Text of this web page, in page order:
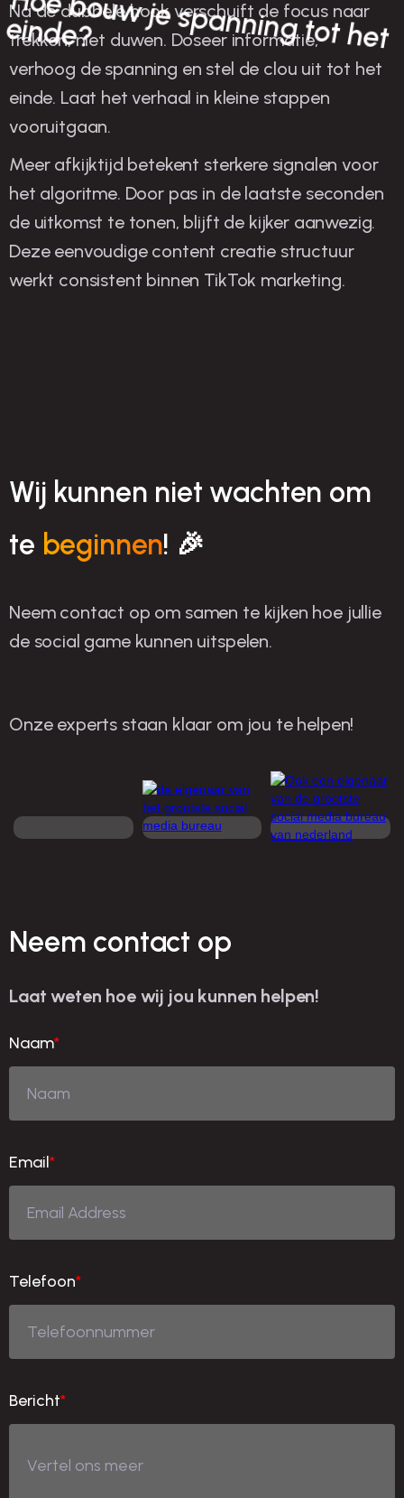
H
oe b
ouw
je sp
anning tot het
eind
e?
Na de dubbele hook verschuift de focus naar
trekken, niet duwen. Doseer informatie,
verhoog de spanning en stel de clou uit tot het
einde. Laat het verhaal in kleine stappen
vooruitgaan.
Meer afkijktijd betekent sterkere signalen voor
het algoritme. Door pas in de laatste seconden
de uitkomst te tonen, blijft de kijker aanwezig.
Deze eenvoudige content creatie structuur
werkt consistent binnen TikTok marketing.
Wij kunnen niet wachten om
te beginnen! 🎉
Neem contact op om samen te kijken hoe jullie
de social game kunnen uitspelen.
Onze experts staan klaar om jou te helpen!
Neem contact op
Laat weten hoe wij jou kunnen helpen!
Naam*
Email*
Telefoon*
Bericht*